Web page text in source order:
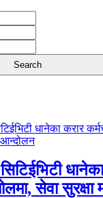
सेवा सुरक्षा